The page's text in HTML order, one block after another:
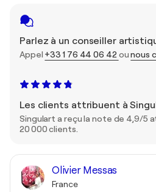
Parlez à un conseiller
Appel +33 1 76 44 06 42 ounous
Les clients attribuent à
Singulart a reçu la note de 4,9/5
20 000 clients.
Olivier Messas
France